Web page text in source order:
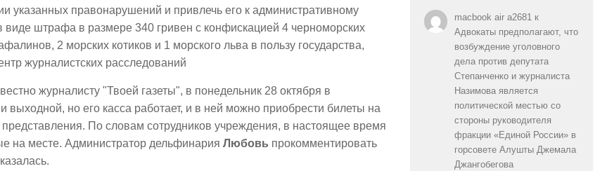
указанных правонарушений и привлечь его к административному
виде штрафа в размере 340 гривен с конфискацией 4 черноморских
2 морских котиков и 1 морского льва в пользу государства,
журналистских расследований
журналисту "Твоей газеты", в понедельник 28 октября в
выходной, но его касса работает, и в ней можно приобрести билеты на
По словам сотрудников учреждения, в настоящее время
на месте. Администратор дельфинария Любовь прокомментировать
macbook air a2681к
Адвокаты предполагают, что
возбуждение уголовного
дела против депутата
Степанченко и журналиста
Назимова является
политической местью со
стороны руководителя
фракции «Единой России» в
горсовете Алушты Джемала
Джангобегова